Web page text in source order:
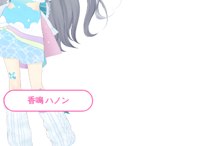
香鳴 ハノン